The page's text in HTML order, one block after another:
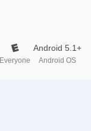
Everyone
Android 5.1+
Android OS